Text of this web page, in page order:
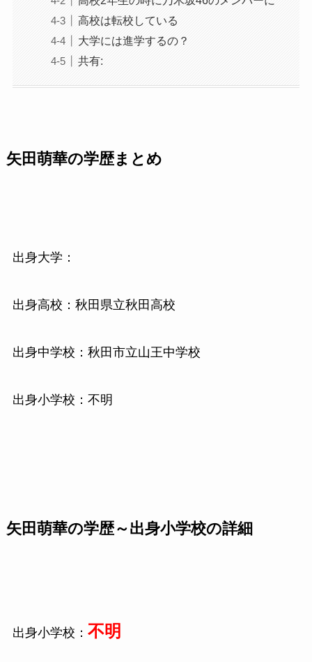
高校は転校している
大学には進学するの？
共有:
矢田萌華の学歴まとめ
出身大学：
出身高校：秋田県立秋田高校
出身中学校：秋田市立山王中学校
出身小学校：不明
矢田萌華の学歴～出身小学校の詳細
出身小学校： 不明